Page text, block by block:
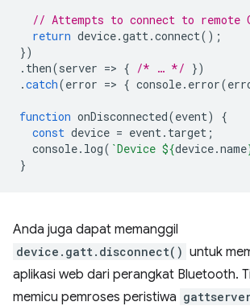
// Attempts to connect to remote
return device.gatt.connect();
})
. then(server => { /* … */ })
.catch(error => { console. error(
function onDisconnected(event)
{
const device = event. target ;
console. log( `Device ${device.name
}
Anda juga dapat memanggil
device.gatt.disconnect() untuk
aplikasi web dari perangkat Bluetooth.
memicu pemroses peristiwa